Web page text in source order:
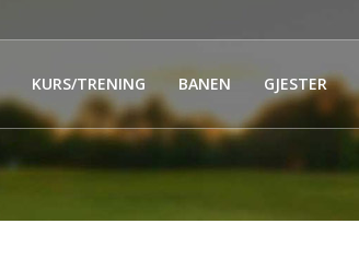
KURS/TRENING BANEN GJESTER